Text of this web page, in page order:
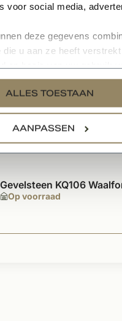
voor social media,
deze gegevens
die u aan ze heeft
ALLES TOESTAAN
AANPASSEN
Op voorraad
Gevelsteen KQ107
Op voorraad
Gevelsteen KQ106